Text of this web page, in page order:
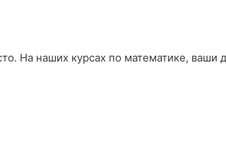
На наших курсах по математике, ваши